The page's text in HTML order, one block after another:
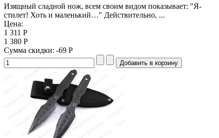
Изящный сладной нож, всем своим видом показывает: "Я-
стилет! Хоть и маленький…" Действительно, ...
Цена:
1 311 Р
1 380 Р
Сумма скидки: -69 Р